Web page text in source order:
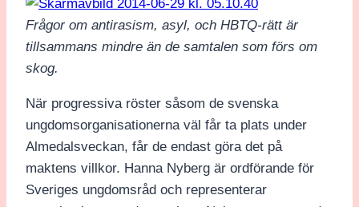
Frågor om antirasism, asyl, och HBTQ-rätt är
tillsammans mindre än de samtalen som förs om
skog.
När progressiva röster såsom de svenska
ungdomsorganisationerna väl får ta plats under
Almedalsveckan, får de endast göra det på
maktens villkor. Hanna Nyberg är ordförande för
Sveriges ungdomsråd och representerar